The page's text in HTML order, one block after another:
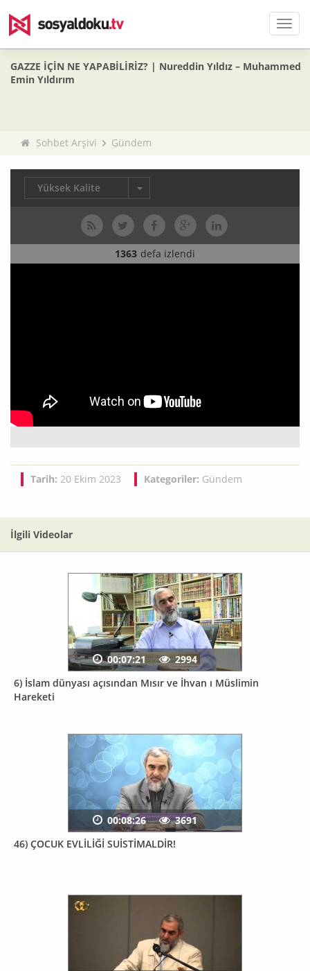
Menü
GAZZE İÇİN NE YAPABİLİRİZ? | Nureddin Yıldız – Muhammed
Emin Yıldırım
Sohbet Arşivi Gündem
Yüksek Kalite
1363 defa izlendi
Tarih: 20 Ekim 2023 Kategoriler: Gündem
İlgili Videolar
6) İslam dünyası açısından Mısır ve İhvan ı Müslimin
Hareketi
00:07:21 2994
46) ÇOCUK EVLİLİĞİ SUİSTİMALDİR!
00:08:26 3691